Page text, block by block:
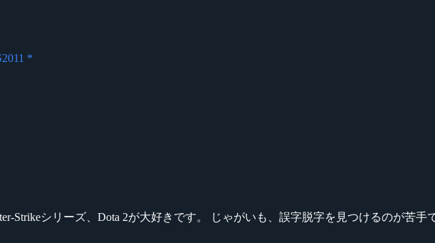
*
Strikeシリーズ、Dota 2が大好きです。 じゃがいも、誤字脱字を見つけるのが苦